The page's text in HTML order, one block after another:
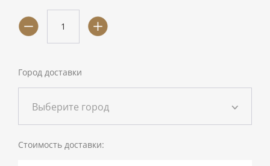
Город доставки
Выберите город
Стоимость доставки: